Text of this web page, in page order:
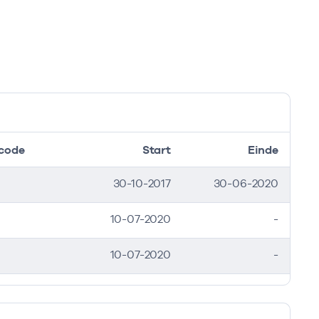
Start Einde
30-10-2017 30-06-2020
10-07-2020 -
10-07-2020 -